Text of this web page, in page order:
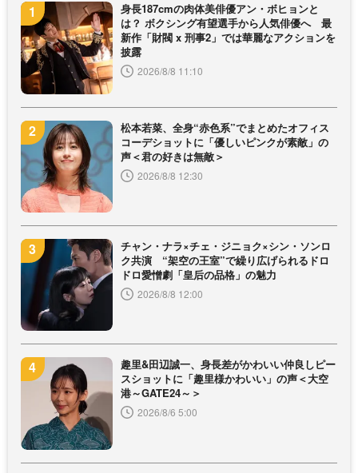
身長187cmの肉体美俳優アン・ボヒョンと
は？ ボクシング有望選手から人気俳優へ 最
新作「財閥 x 刑事2」では華麗なアクションを
披露
2026/8/8 11:10
松本若菜、全身“赤色系”でまとめたオフィス
コーデショットに「優しいピンクが素敵」の
声＜君の好きは無敵＞
2026/8/8 12:30
チャン・ナラ×チェ・ジニョク×シン・ソンロ
ク共演 “架空の王室”で繰り広げられるドロ
ドロ愛憎劇「皇后の品格」の魅力
2026/8/8 12:00
趣里&田辺誠一、身長差がかわいい仲良しピー
スショットに「趣里様かわいい」の声＜大空
港～GATE24～＞
2026/8/6 5:00